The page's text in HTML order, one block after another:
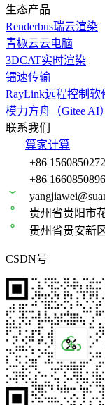
生态产品
Renderbus瑞云渲染
青椒云云电脑
3DCAT实时渲染
镭速传输
RayLink远程控制软
模力方舟（Gitee AI）
联系我们
算家计算
+86
+86
贵州省贵阳市
贵州省贵安新
CSDN号